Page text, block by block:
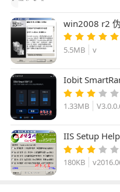
win2008 r2
CN.msi
5.5MB v
Iobit
V3.0.0.629 中
1.33MB
IIS Setup
v2016.06.18
180KB